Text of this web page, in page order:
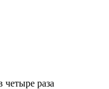
четыре раза